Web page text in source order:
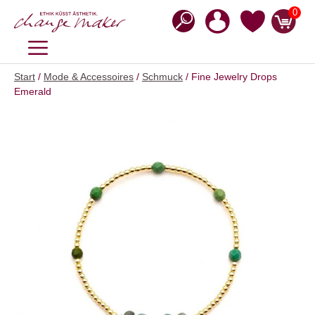
Inhalt
0
MENÜ
Start / Mode & Accessoires / Schmuck / Fine Jewelry Drops
Emerald